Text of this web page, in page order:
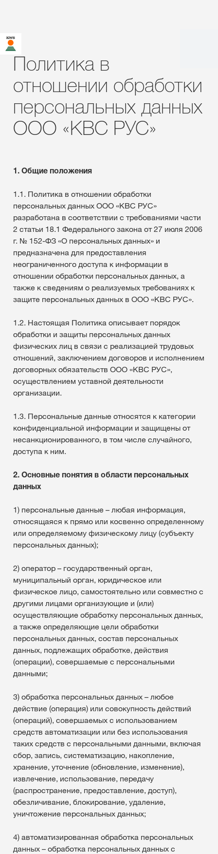
Политика в
отношении обработки
персональных данных
ООО «КВС РУС»
1. Общие положения
1.1. Политика в отношении обработки
персональных данных ООО «КВС РУС»
разработана в соответствии с требованиями части
2 статьи 18.1 Федерального закона от 27 июля 2006
г. № 152-ФЗ «О персональных данных» и
предназначена для предоставления
неограниченного доступа к информации в
отношении обработки персональных данных, а
также к сведениям о реализуемых требованиях к
защите персональных данных в ООО «КВС РУС».
1.2. Настоящая Политика описывает порядок
обработки и защиты персональных данных
физических лиц в связи с реализацией трудовых
отношений, заключением договоров и исполнением
договорных обязательств ООО «КВС РУС»,
осуществлением уставной деятельности
организации.
1.3. Персональные данные относятся к категории
конфиденциальной информации и защищены от
несанкционированного, в том числе случайного,
доступа к ним.
2. Основные понятия в области персональных
данных
1) персональные данные – любая информация,
относящаяся к прямо или косвенно определенному
или определяемому физическому лицу (субъекту
персональных данных);
2) оператор – государственный орган,
муниципальный орган, юридическое или
физическое лицо, самостоятельно или совместно с
другими лицами организующие и (или)
осуществляющие обработку персональных данных,
а также определяющие цели обработки
персональных данных, состав персональных
данных, подлежащих обработке, действия
(операции), совершаемые с персональными
данными;
3) обработка персональных данных – любое
действие (операция) или совокупность действий
(операций), совершаемых с использованием
средств автоматизации или без использования
таких средств с персональными данными, включая
сбор, запись, систематизацию, накопление,
хранение, уточнение (обновление, изменение),
извлечение, использование, передачу
(распространение, предоставление, доступ),
обезличивание, блокирование, удаление,
уничтожение персональных данных;
4) автоматизированная обработка персональных
данных – обработка персональных данных с